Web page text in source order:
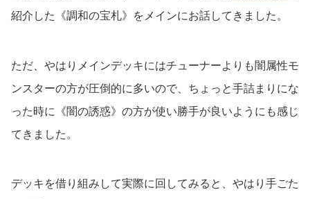
紹介した《調和の宝札》をメインにお話してきました。
ただ、やはりメインデッキにはチューナーよりも闇属性モ
ンスターの方が圧倒的に多いので、ちょっと手詰まりにな
った時に《闇の誘惑》の方が使い勝手が良いようにも感じ
てきました。
デッキを借り組みして実際に回してみると、やはり手ごた